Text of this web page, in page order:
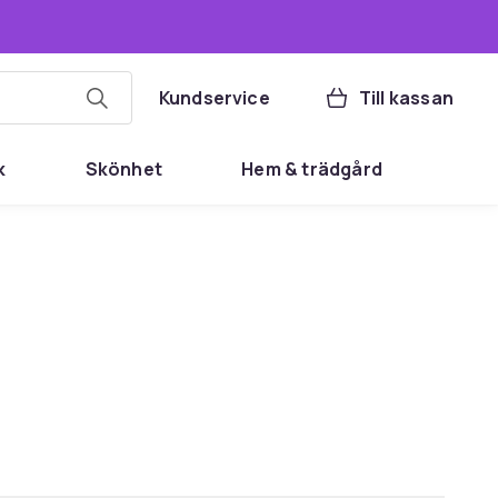
Kundservice Till kassan
Skönhet Hem & trädgård